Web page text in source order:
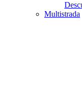
Multistrada